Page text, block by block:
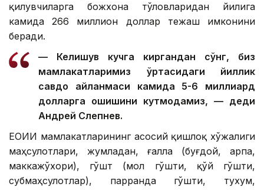
қилувчиларга божхона тўловларидан йилига
камида 266 миллион доллар тежаш имконини
беради.
— Келишув кучга киргандан сўнг, биз
мамлакатларимиз ўртасидаги йиллик
савдо айланмаси камида 5-6 миллиард
долларга ошишини кутмоқдамиз, — деди
Андрей Слепнев.
ЕОИИ мамлакатларининг асосий қишлоқ хўжалиги
маҳсулотлари, жумладан, ғалла (буғдой, арпа,
маккажўхори), гўшт (мол гўшти, қўй гўшти,
субмаҳсулотлар), парранда гўшти, тухум,